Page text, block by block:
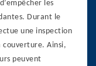
les
Durant le
une inspection
couverture. Ainsi,
peuvent